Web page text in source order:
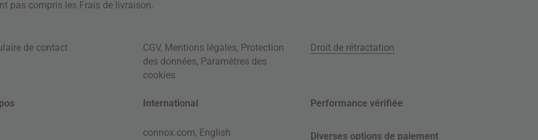
pas compris les Frais de livraison
de contact CGV, Mentions légales, Protection
des données, Paramètres des
cookies
Droit de rétractation
International
connox.com, English
Performance vérifiée
Diverses options de paiement